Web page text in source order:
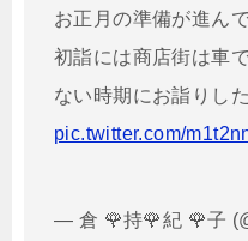
お正月の準備が進ん
初詣には商店街は車
ない時期にお詣りし
pic.twitter.com/
— 倉 🌹持🌹紀 🌹子